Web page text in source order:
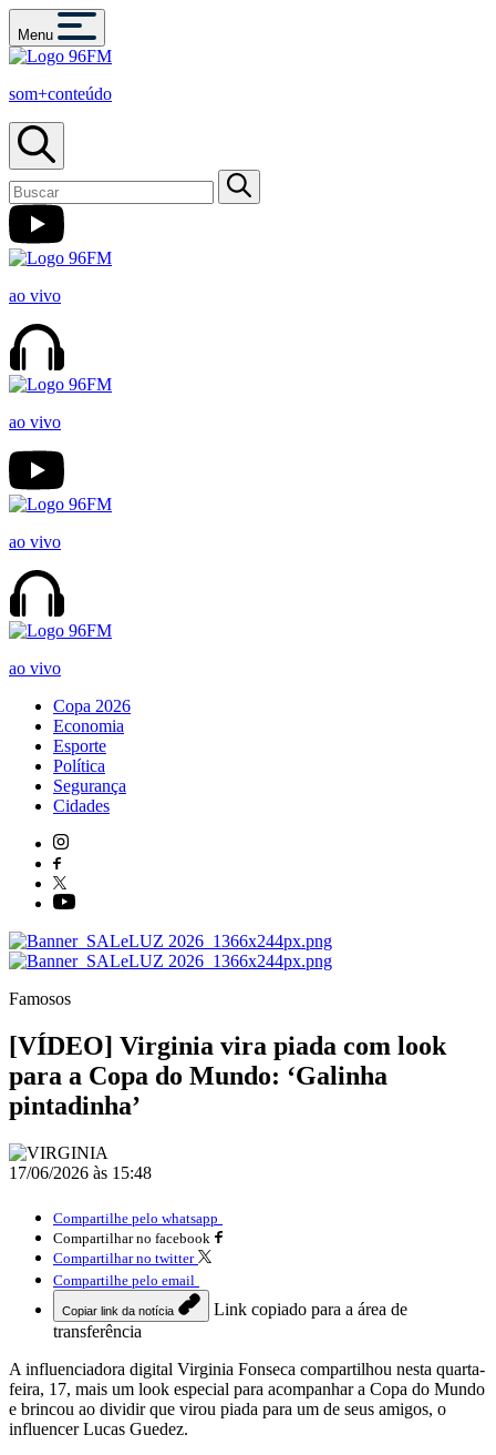
Menu
som+conteúdo
ao vivo
ao vivo
ao vivo
ao vivo
Copa 2026
Economia
Esporte
Política
Segurança
Cidades
Famosos
[VÍDEO] Virginia vira piada com look
para a Copa do Mundo: ‘Galinha
pintadinha’
17/06/2026 às 15:48
Compartilhe pelo whatsapp
Compartilhar no facebook
Compartilhar no twitter
Compartilhe pelo email
Copiar link da notícia
Link copiado para a área de
transferência
A influenciadora digital Virginia Fonseca compartilhou nesta quarta-
feira, 17, mais um look especial para acompanhar a Copa do Mundo
e brincou ao dividir que virou piada para um de seus amigos, o
influencer Lucas Guedez.